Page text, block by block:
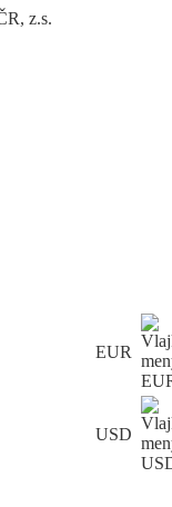
z.s.
EUR
USD